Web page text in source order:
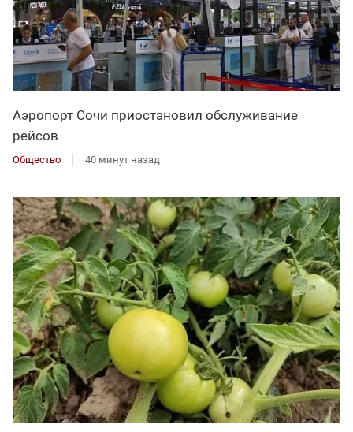
Аэропорт Сочи приостановил обслуживание
рейсов
Общество 40 минут назад